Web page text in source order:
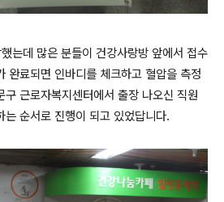
는데 많은 분들이 건강사랑방 앞에서 접수
완료되면 인바디를 체크하고 혈압을 측정
근로자복지센터에서 출장 나오신 직원
순서로 진행이 되고 있었답니다.